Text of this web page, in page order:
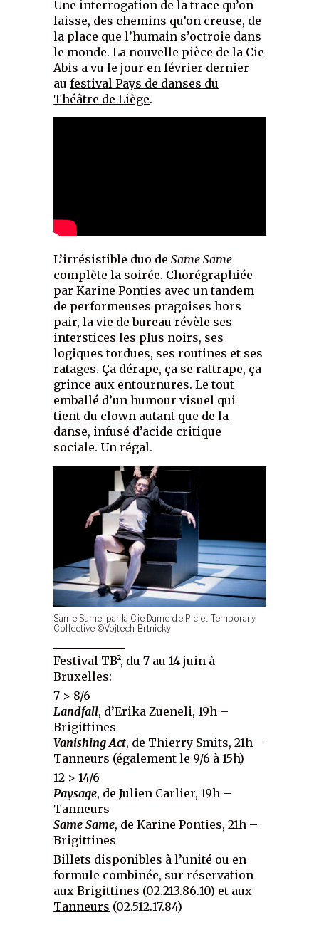
Une interrogation de la trace qu’on
laisse, des chemins qu’on creuse, de
la place que l’humain s’octroie dans
le monde. La nouvelle pièce de la Cie
Abis a vu le jour en février dernier
aufestival Pays de danses du
Théâtre de Liège.
L’irrésistible duo deSame Same
complète la soirée. Chorégraphiée
par Karine Ponties avec un tandem
de performeuses pragoises hors
pair, la vie de bureau révèle ses
interstices les plus noirs, ses
logiques tordues, ses routines et ses
ratages. Ça dérape, ça se rattrape, ça
grince aux entournures. Le tout
emballé d’un humour visuel qui
tient du clown autant que de la
danse, infusé d’acide critique
sociale. Un régal.
Same Same, par la Cie Dame de Pic et Temporary
Collective ©Vojtech Brtnicky
Festival TB², du 7 au 14 juin à
Bruxelles:
7 > 8/6
Landfall, d’Erika Zueneli, 19h –
Brigittines
Vanishing Act, de Thierry Smits, 21h –
Tanneurs (également le 9/6 à 15h)
12 > 14/6
Paysage, de Julien Carlier, 19h –
Tanneurs
Same Same, de Karine Ponties, 21h –
Brigittines
Billets disponibles à l’unité ou en
formule combinée, sur réservation
auxBrigittines (02.213.86.10) et aux
Tanneurs (02.512.17.84)